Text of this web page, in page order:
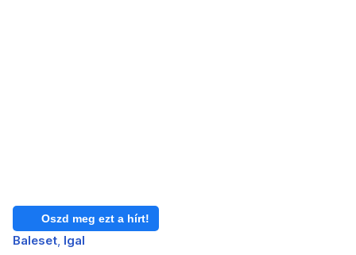
Oszd meg ezt a hírt!
Baleset Igal